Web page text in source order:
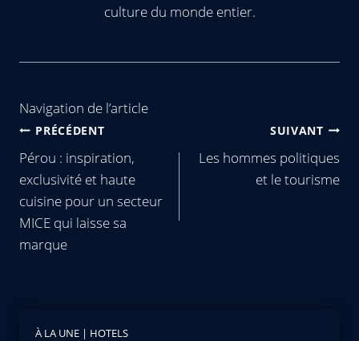
culture du monde entier.
Navigation de l’article
PRÉCÉDENT
Pérou : inspiration,
exclusivité et haute
cuisine pour un secteur
MICE qui laisse sa
marque
SUIVANT
Les hommes politiques
et le tourisme
À LA UNE | HOTELS